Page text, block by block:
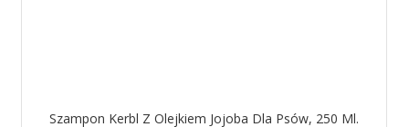
Szampon Kerbl Z Olejkiem Jojoba Dla Psów, 250 Ml.